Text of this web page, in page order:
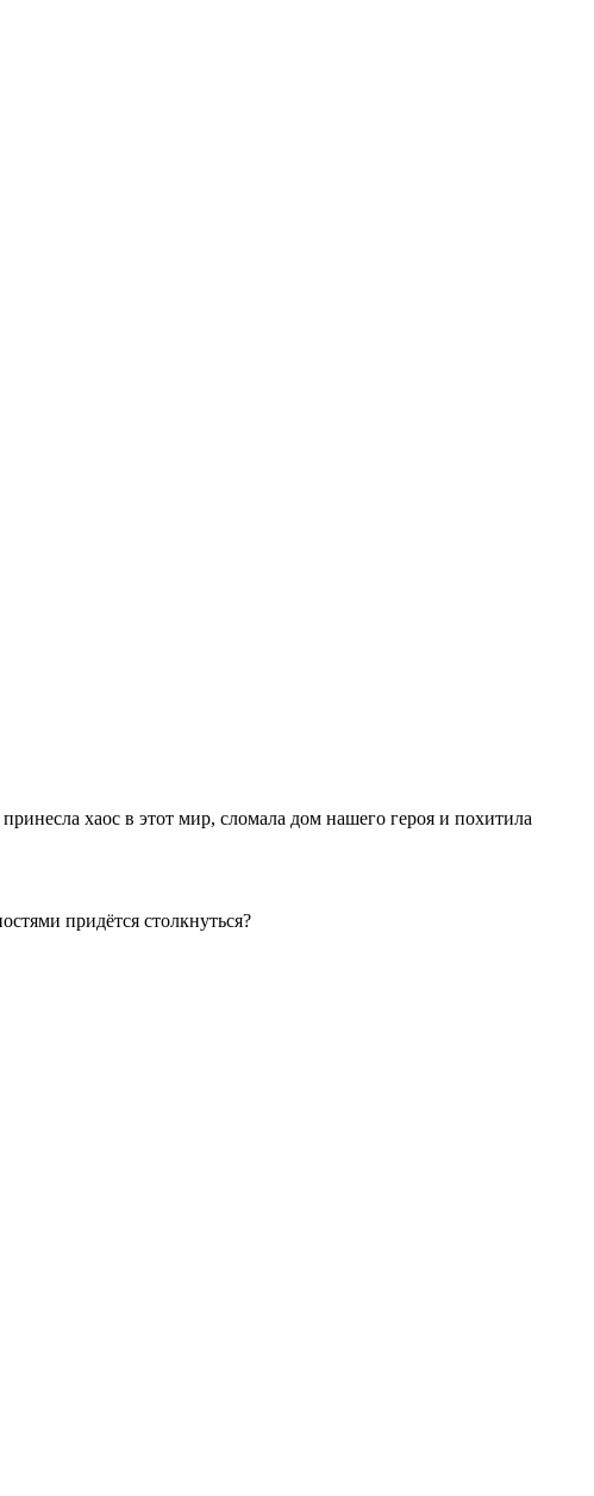
хаос в этот мир, сломала дом нашего героя и похитила
придётся столкнуться?